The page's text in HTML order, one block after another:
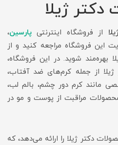
ژیلا
از فروشگاه اینترنتی پارسین،
این فروشگاه مراجعه کنید و از
بهره‌مند شوید. در این فروشگاه،
از جمله کرم‌های ضد آفتاب،
مانند کرم دور چشم، بالم لب،
مراقبت از پوست و مو در
دکتر ژیلا را ارائه می‌دهد، که